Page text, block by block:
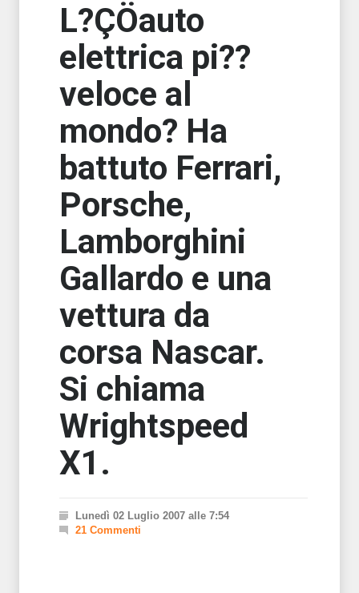
L?ÇÖauto
elettrica pi??
veloce al
mondo? Ha
battuto Ferrari,
Porsche,
Lamborghini
Gallardo e una
vettura da
corsa Nascar.
Si chiama
Wrightspeed
X1.
Lunedì 02 Luglio 2007 alle 7:54
21 Commenti